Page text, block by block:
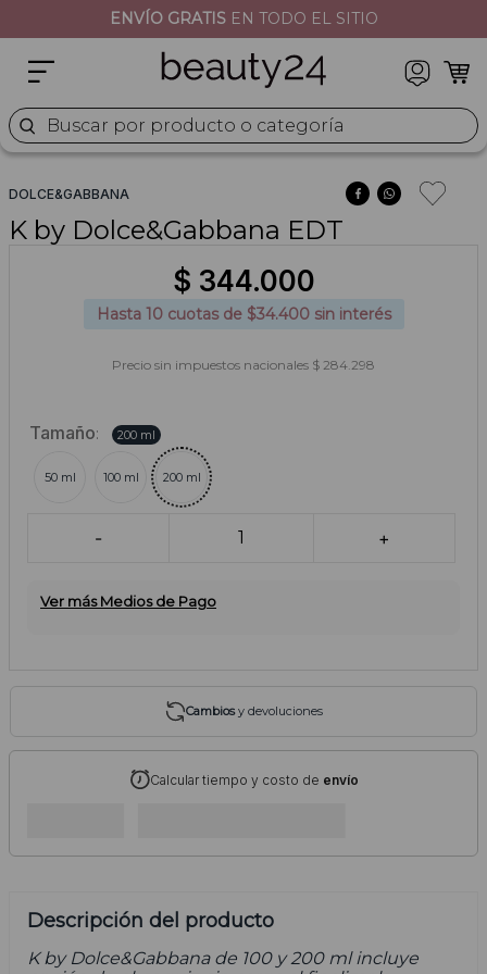
HASTA10 CUOTASSIN INTERÉS
Buscar por producto o categoría
DOLCE&GABBANA
K by Dolce&Gabbana EDT
$ 344.000
Hasta 10cuotas de $34.400 sin interés
Precio sin impuestos nacionales $ 284.298
Tamaño: 200 ml
50 ml 100 ml 200 ml
- 1 +
Ver más Medios de Pago
Cambiosy devoluciones
Calcular tiempo y costo de envío
Descripción del producto
K by Dolce&Gabbana de 100 y 200 ml incluye
naj oleari
5. versace